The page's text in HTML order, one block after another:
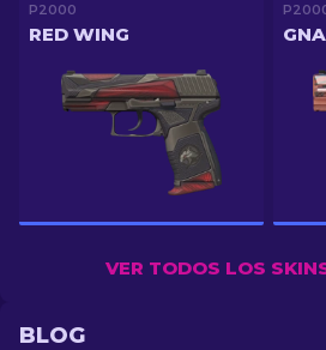
P2000
RED WING
VER TODOS LOS
BLOG